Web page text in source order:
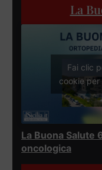
La
Fai clic
cookie
La Buona Salute
oncologica